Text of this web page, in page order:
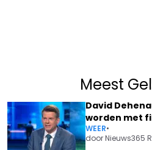
Meest
David
worden met
WEER•
doorNieuws365